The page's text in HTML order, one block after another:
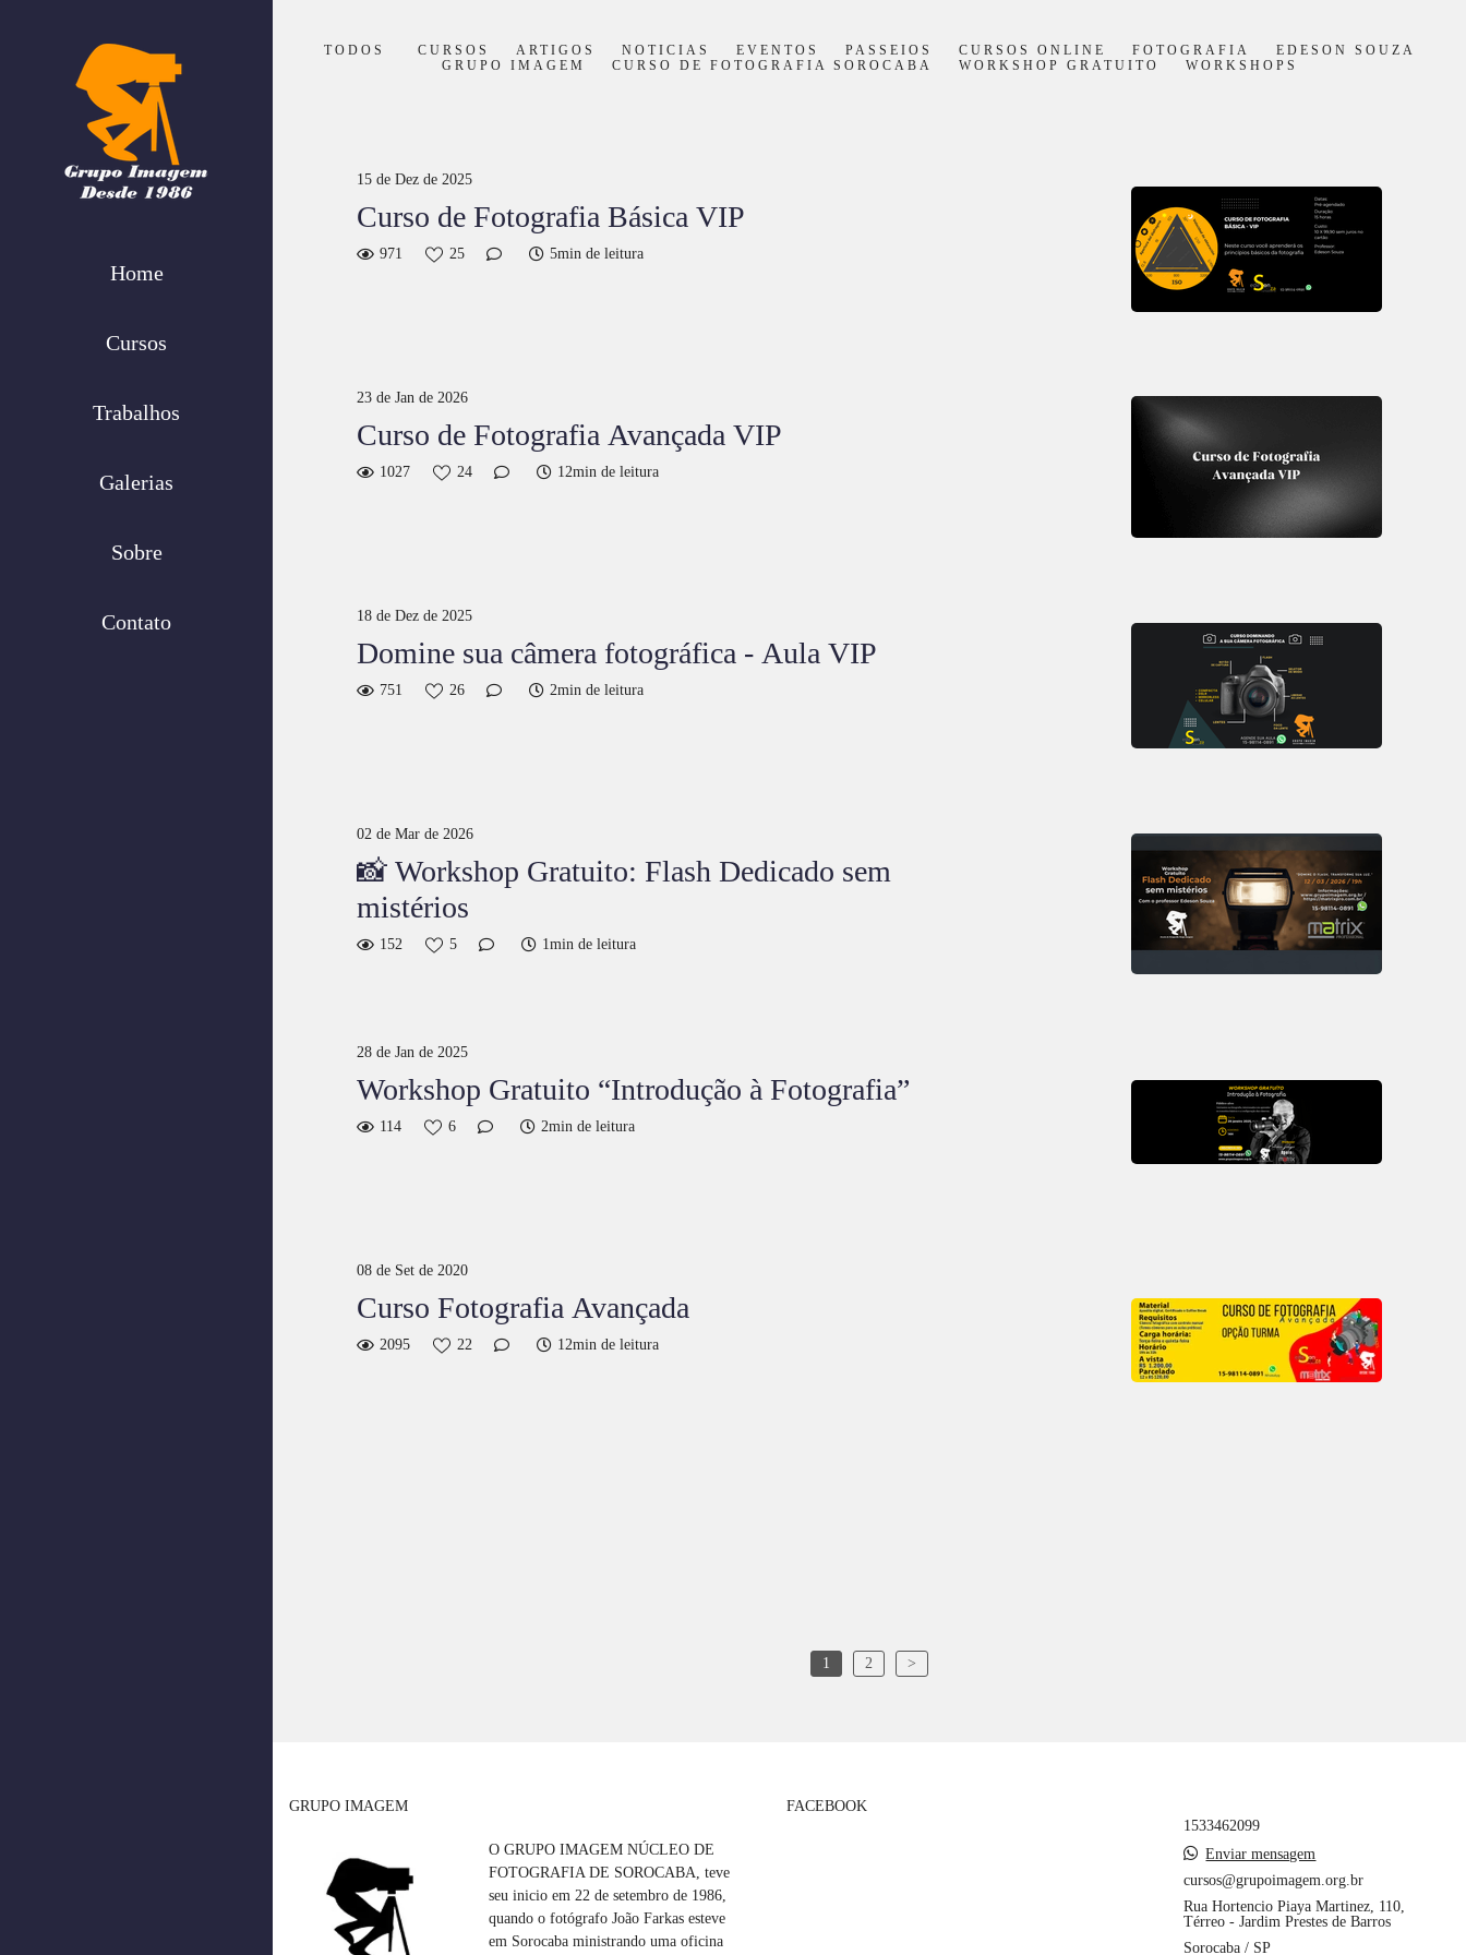
Home
Cursos
Trabalhos
Galerias
Sobre
Contato
TODOS CURSOS ARTIGOS NOTICIAS EVENTOS PASSEIOS CURSOS ONLINE FOTOGRAFIA
EDESON SOUZA
GRUPO IMAGEM
CURSO DE FOTOGRAFIA SOROCABA WORKSHOP GRATUITO WORKSHOPS
15 de Dez de 2025
Curso de Fotografia Básica VIP
971 25 5min de leitura
23 de Jan de 2026
Curso de Fotografia Avançada VIP
1027 24 12min de leitura
18 de Dez de 2025
Domine sua câmera fotográfica - Aula VIP
751 26 2min de leitura
02 de Mar de 2026
📸 Workshop Gratuito: Flash Dedicado sem
mistérios
152 5 1min de leitura
28 de Jan de 2025
Workshop Gratuito “Introdução à Fotografia”
114 6 2min de leitura
08 de Set de 2020
Curso Fotografia Avançada
2095 22 12min de leitura
1 2 >
GRUPO IMAGEM
O GRUPO IMAGEM NÚCLEO DE
FOTOGRAFIA DE SOROCABA, teve
seu inicio em 22 de setembro de 1986,
quando o fotógrafo João Farkas esteve
em Sorocaba ministrando uma oficina
FACEBOOK
1533462099
Enviar mensagem
cursos@grupoimagem.org.br
Rua Hortencio Piaya Martinez, 110,
Térreo - Jardim Prestes de Barros
Sorocaba / SP